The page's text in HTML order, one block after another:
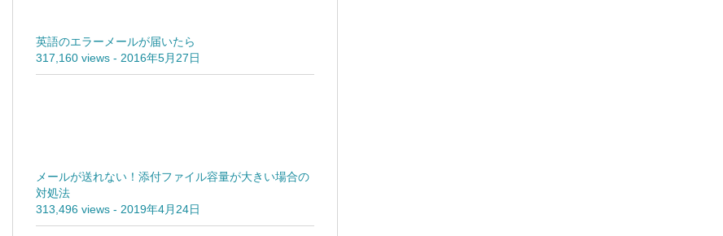
英語のエラーメールが届いたら
317,160 views-2016年5月27日
メールが送れない！添付ファイル容量が大きい場合の
対処法
313,496 views-2019年4月24日